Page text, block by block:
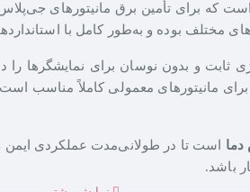
است که برای تأمین برق مانیتورهای
مختلف بوده و به‌طور کامل با
و بدون نوسان برای نمایشگرها را دارد. خروجی دقیق 12 ولت
در تمام شرایط استفاده حفظ شود. جریان خروجی 2.5 آمپر هم
دما است تا در طولانی‌مدت عملکردی ایمن